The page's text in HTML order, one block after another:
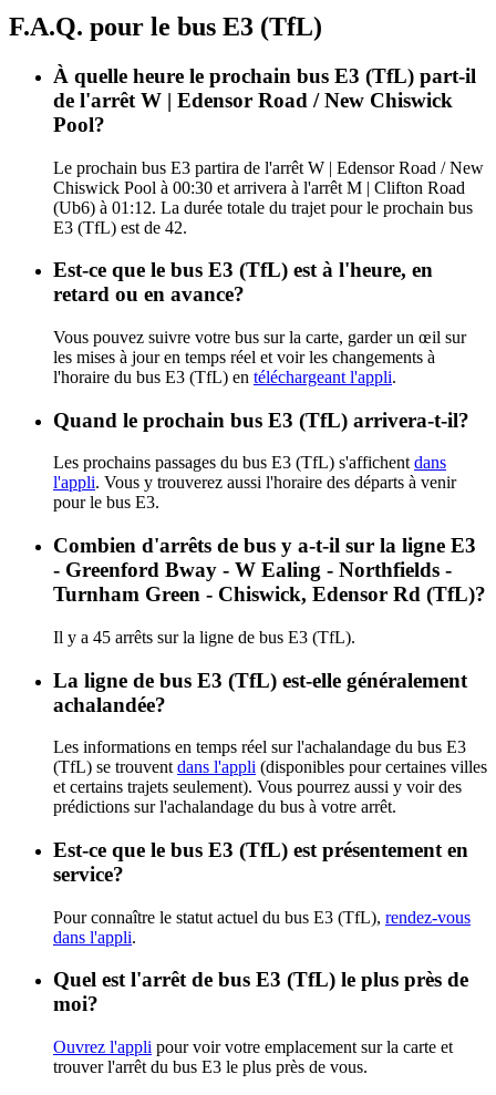
F.A.Q. pour le bus E3 (TfL)
À quelle heure le prochain bus E3 (TfL) part-il
de l'arrêt W | Edensor Road / New Chiswick
Pool?
Le prochain bus E3 partira de l'arrêt W | Edensor Road / New
Chiswick Pool à 00:30 et arrivera à l'arrêt M | Clifton Road
(Ub6) à 01:12. La durée totale du trajet pour le prochain bus
E3 (TfL) est de 42.
Est-ce que le bus E3 (TfL) est à l'heure, en
retard ou en avance?
Vous pouvez suivre votre bus sur la carte, garder un œil sur
les mises à jour en temps réel et voir les changements à
l'horaire du bus E3 (TfL) en téléchargeant l'appli.
Quand le prochain bus E3 (TfL) arrivera-t-il?
Les prochains passages du bus E3 (TfL) s'affichent dans
l'appli. Vous y trouverez aussi l'horaire des départs à venir
pour le bus E3.
Combien d'arrêts de bus y a-t-il sur la ligne E3
- Greenford Bway - W Ealing - Northfields -
Turnham Green - Chiswick, Edensor Rd (TfL)?
Il y a 45 arrêts sur la ligne de bus E3 (TfL).
La ligne de bus E3 (TfL) est-elle généralement
achalandée?
Les informations en temps réel sur l'achalandage du bus E3
(TfL) se trouvent dans l'appli (disponibles pour certaines villes
et certains trajets seulement). Vous pourrez aussi y voir des
prédictions sur l'achalandage du bus à votre arrêt.
Est-ce que le bus E3 (TfL) est présentement en
service?
Pour connaître le statut actuel du bus E3 (TfL), rendez-vous
dans l'appli.
Quel est l'arrêt de bus E3 (TfL) le plus près de
moi?
Ouvrez l'appli pour voir votre emplacement sur la carte et
trouver l'arrêt du bus E3 le plus près de vous.